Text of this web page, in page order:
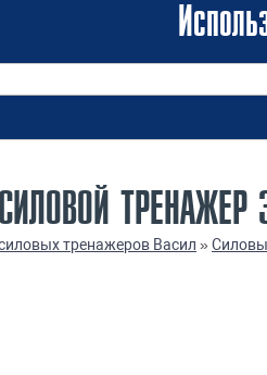
ТРЕНАЖЕР
тренажеров Васил »